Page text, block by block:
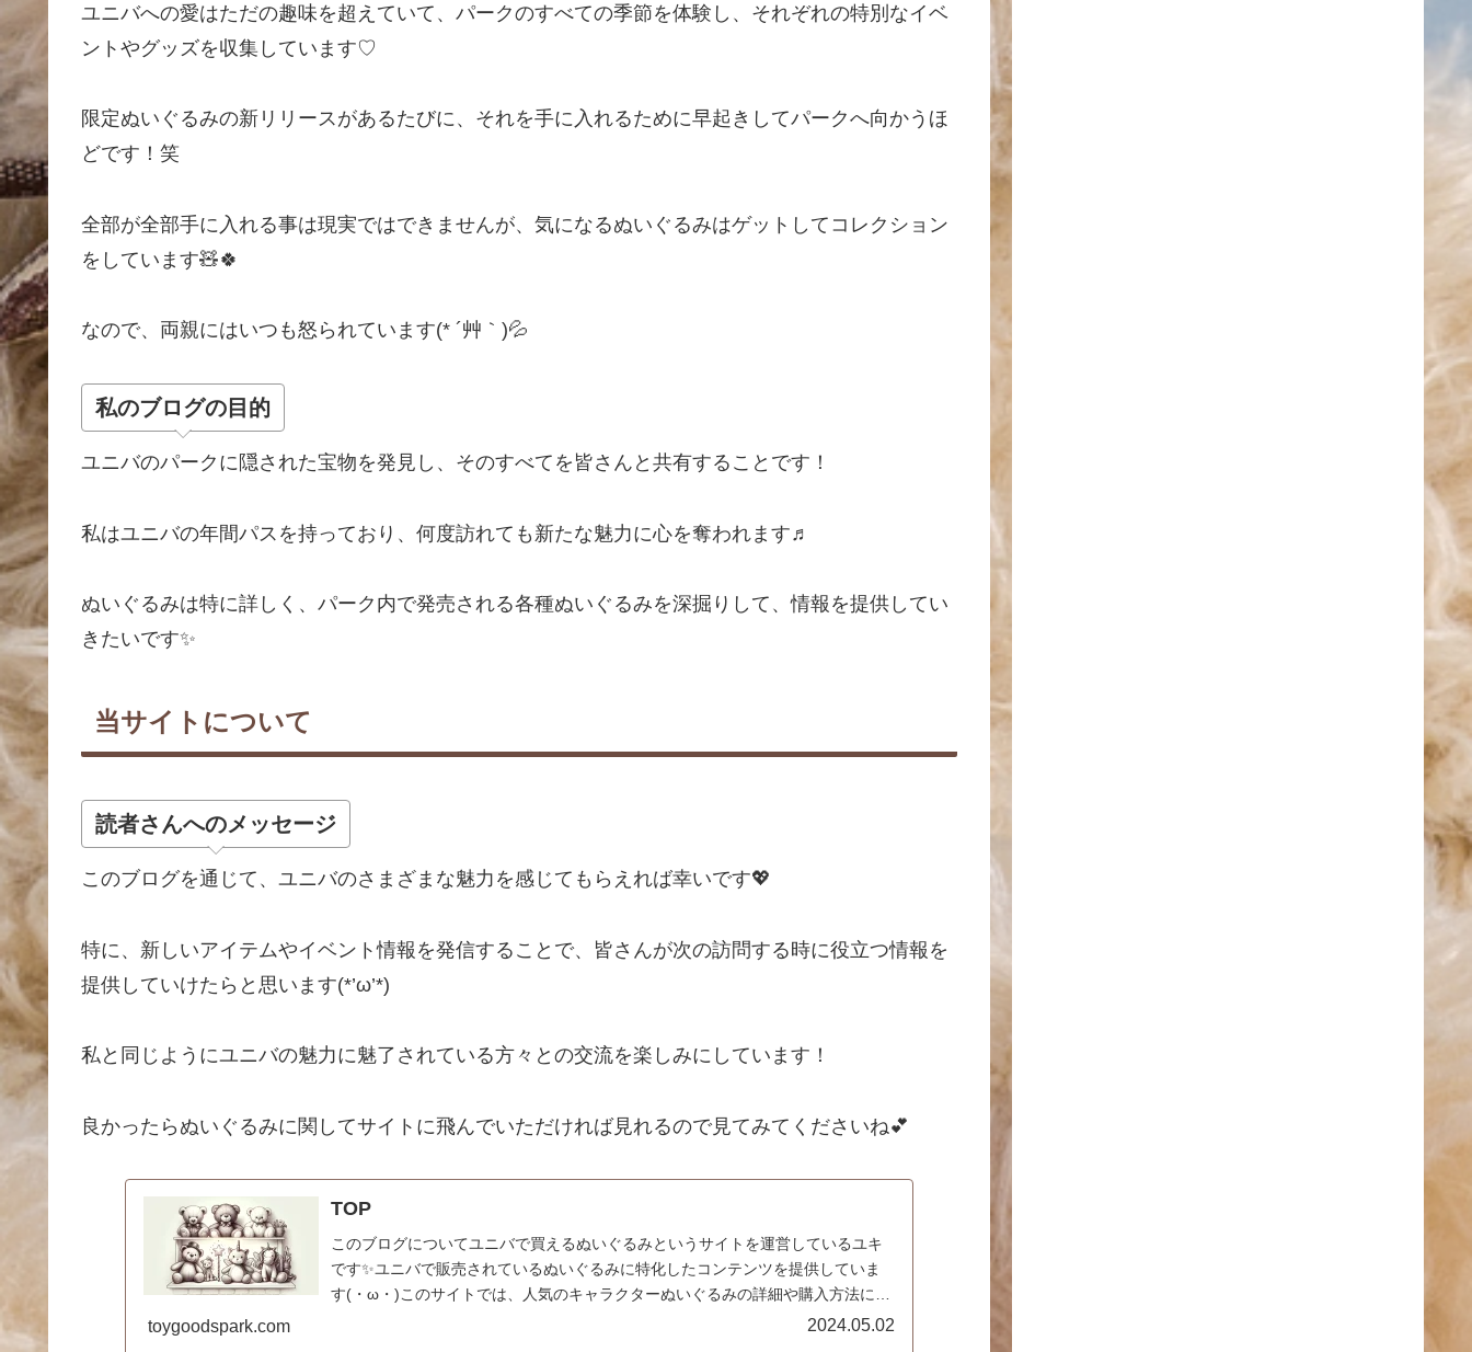
ユニバへの愛はただの趣味を超えていて、パークのすべての季節を体験し、それぞれの特別なイベ
ントやグッズを収集しています♡
限定ぬいぐるみの新リリースがあるたびに、それを手に入れるために早起きしてパークへ向かうほ
どです！笑
全部が全部手に入れる事は現実ではできませんが、気になるぬいぐるみはゲットしてコレクション
をしています🧸🍀
なので、両親にはいつも怒られています(* ´艸｀)💦
私のブログの目的
ユニバのパークに隠された宝物を発見し、そのすべてを皆さんと共有することです！
私はユニバの年間パスを持っており、何度訪れても新たな魅力に心を奪われます♬
ぬいぐるみは特に詳しく、パーク内で発売される各種ぬいぐるみを深掘りして、情報を提供してい
きたいです✨
当サイトについて
読者さんへのメッセージ
このブログを通じて、ユニバのさまざまな魅力を感じてもらえれば幸いです💖
特に、新しいアイテムやイベント情報を発信することで、皆さんが次の訪問する時に役立つ情報を
提供していけたらと思います(*’ω’*)
私と同じようにユニバの魅力に魅了されている方々との交流を楽しみにしています！
良かったらぬいぐるみに関してサイトに飛んでいただければ見れるので見てみてくださいね💕
TOP
このブログについてユニバで買えるぬいぐるみというサイトを運営しているユキ
です✨ユニバで販売されているぬいぐるみに特化したコンテンツを提供していま
す(・ω・)このサイトでは、人気のキャラクターぬいぐるみの詳細や購入方法につ
toygoodspark.com 2024.05.02